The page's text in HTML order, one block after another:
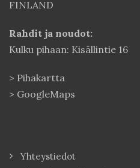
FINLAND
Rahdit ja noudot:
Kulku pihaan: Kisällintie 16
> Pihakartta
> GoogleMaps
Yhteystiedot